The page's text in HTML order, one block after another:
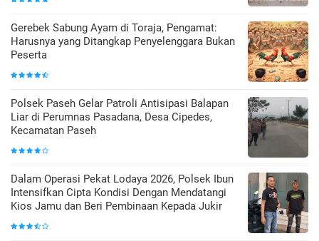
Gerebek Sabung Ayam di Toraja, Pengamat:
Harusnya yang Ditangkap Penyelenggara Bukan
Peserta
Polsek Paseh Gelar Patroli Antisipasi Balapan
Liar di Perumnas Pasadana, Desa Cipedes,
Kecamatan Paseh
Dalam Operasi Pekat Lodaya 2026, Polsek Ibun
Intensifkan Cipta Kondisi Dengan Mendatangi
Kios Jamu dan Beri Pembinaan Kepada Jukir